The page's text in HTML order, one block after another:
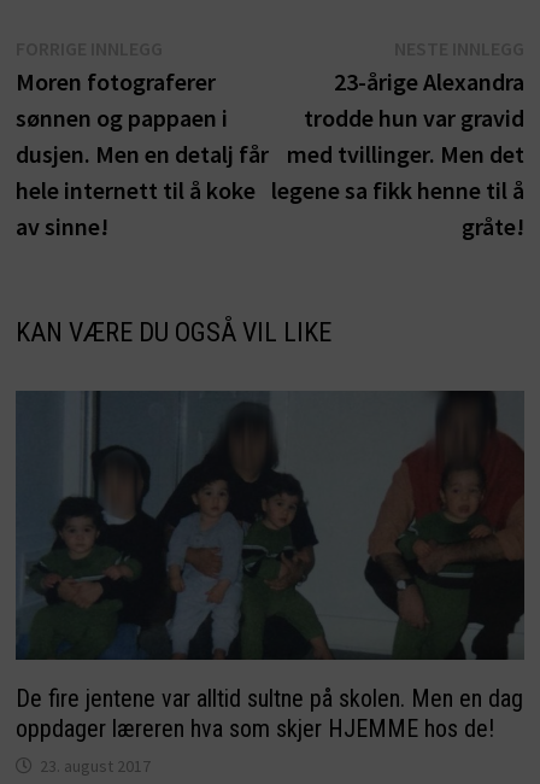
innlegg:
Moren fotograferer
sønnen og pappaen i
dusjen. Men en detalj får
hele internett til å koke
av sinne!
23-årige Alexandra
trodde hun var gravid
med tvillinger. Men det
legene sa fikk henne til å
gråte!
KAN VÆRE DU OGSÅ VIL LIKE
De fire jentene var alltid sultne på skolen. Men en dag
oppdager læreren hva som skjer HJEMME hos de!
23. august 2017